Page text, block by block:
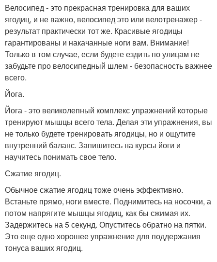
Велосипед - это прекрасная тренировка для ваших
ягодиц, и не важно, велосипед это или велотренажер -
результат практически тот же. Красивые ягодицы
гарантированы и накачанные ноги вам. Внимание!
Только в том случае, если будете ездить по улицам не
забудьте про велосипедный шлем - безопасность важнее
всего.
Йога.
Йога - это великолепный комплекс упражнений которые
тренируют мышцы всего тела. Делая эти упражнения, вы
не только будете тренировать ягодицы, но и ощутите
внутренний баланс. Запишитесь на курсы йоги и
научитесь понимать свое тело.
Сжатие ягодиц.
Обычное сжатие ягодиц тоже очень эффективно.
Встаньте прямо, ноги вместе. Поднимитесь на носочки, а
потом напрягите мышцы ягодиц, как бы сжимая их.
Задержитесь на 5 секунд. Опуститесь обратно на пятки.
Это еще одно хорошее упражнение для поддержания
тонуса ваших ягодиц.